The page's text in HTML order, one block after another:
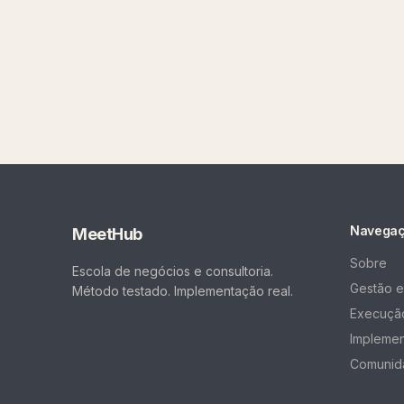
MeetHub
Escola de negócios e consultoria.
Método testado. Implementação real.
Sobre
Gestão